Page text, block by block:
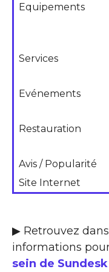
Equipements
Services
Evénements
Restauration
Avis / Popularité
Site Internet
▶ Retrouvez
informations
sein de Sundesk